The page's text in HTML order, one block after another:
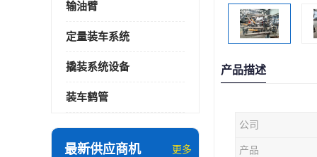
输油臂
定量装车系统
撬装系统设备
装车鹤管
最新供应商机 更多
产品描述
公司
产品